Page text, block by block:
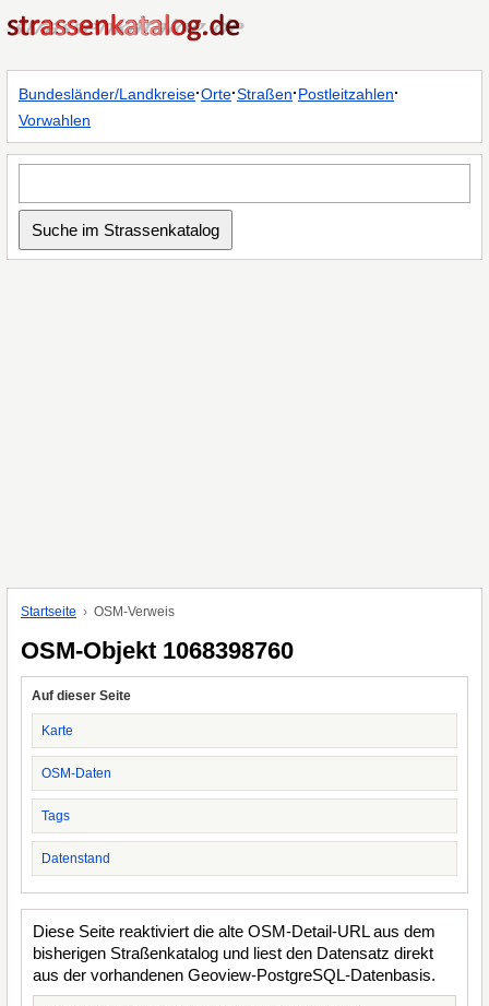
Bundesländer/Landkreise·Orte·Straßen·Postleitzahlen·
Vorwahlen
Startseite OSM-Verweis
OSM-Objekt 1068398760
Auf dieser Seite
Karte
OSM-Daten
Tags
Datenstand
Diese Seite reaktiviert die alte OSM-Detail-URL aus dem
bisherigen Straßenkatalog und liest den Datensatz direkt
aus der vorhandenen Geoview-PostgreSQL-Datenbasis.